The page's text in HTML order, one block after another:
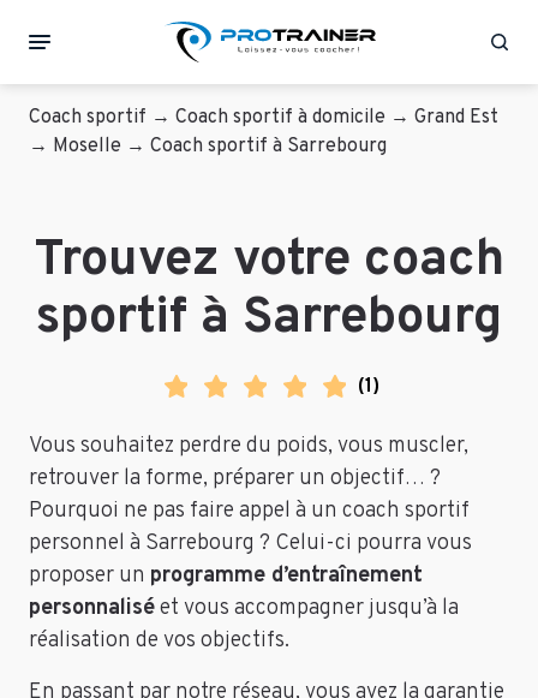
Coach sportif → Coach sportif à domicile → Grand Est
→ Moselle → Coach sportif à Sarrebourg
Trouvez votre coach
sportif à Sarrebourg
(1)
Vous souhaitez perdre du poids, vous muscler,
retrouver la forme, préparer un objectif… ?
Pourquoi ne pas faire appel à un coach sportif
personnel à Sarrebourg ? Celui-ci pourra vous
proposer un programme d’entraînement
personnaliséet vous accompagner jusqu’à la
réalisation de vos objectifs.